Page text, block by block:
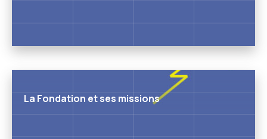
La Fondation et ses missions